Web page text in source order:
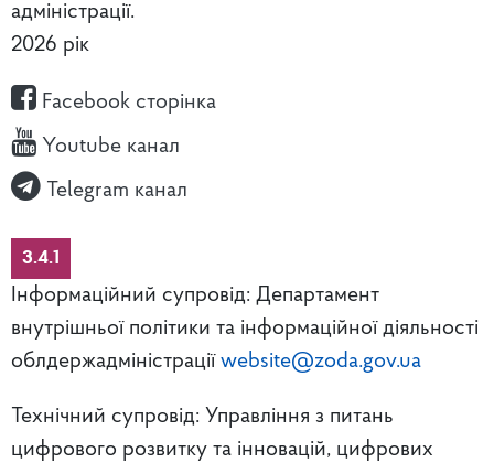
адміністрації.
2026 рік
Facebook сторінка
Youtube канал
Telegram канал
3.4.1
Інформаційний супровід: Департамент
внутрішньої політики та інформаційної діяльності
облдержадміністрації website@zoda.gov.ua
Технічний супровід: Управління з питань
цифрового розвитку та інновацій, цифрових